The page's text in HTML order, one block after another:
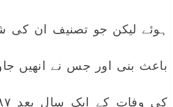
ہوئے لیکن جو تصنیف ان
باعث بنی اور جس نے انھیں